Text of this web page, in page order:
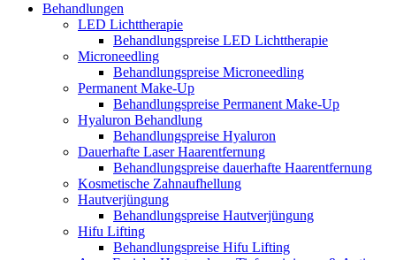
Behandlungen
LED Lichttherapie
Behandlungspreise LED Lichttherapie
Microneedling
Behandlungspreise Microneedling
Permanent Make-Up
Behandlungspreise Permanent Make-Up
Hyaluron Behandlung
Behandlungspreise Hyaluron
Dauerhafte Laser Haarentfernung
Behandlungspreise dauerhafte Haarentfernung
Kosmetische Zahnaufhellung
Hautverjüngung
Behandlungspreise Hautverjüngung
Hifu Lifting
Behandlungspreise Hifu Lifting